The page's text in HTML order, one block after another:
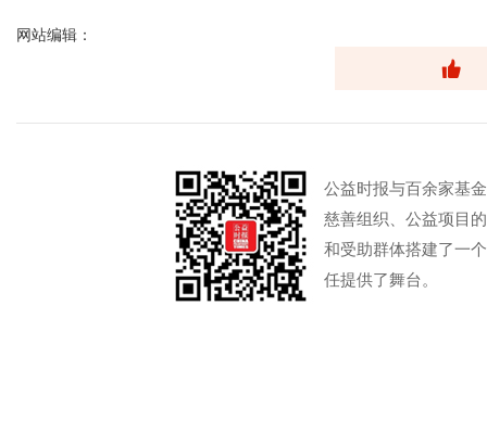
网站编辑：
公益时报与百余家基
慈善组织、公益项目
和受助群体搭建了一
任提供了舞台。